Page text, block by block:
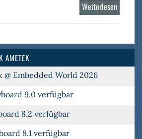
Weiterlesen
AMETEK
@ Embedded World 2026
9.0 verfügbar
8.2 verfügbar
8.1 verfügbar